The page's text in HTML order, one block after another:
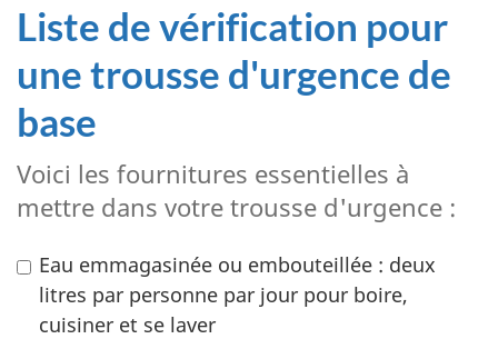
Liste de vérification pour
une trousse d'urgence de
base
Voici les fournitures essentielles à
mettre dans votre trousse d'urgence :
Eau emmagasinée ou embouteillée : deux
litres par personne par jour pour boire,
cuisiner et se laver